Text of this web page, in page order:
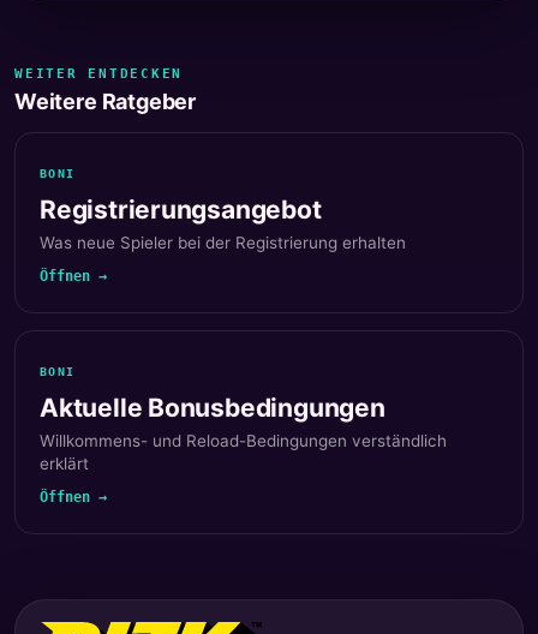
WEITER ENTDECKEN
Weitere Ratgeber
BONI
Registrierungsangebot
Was neue Spieler bei der Registrierung erhalten
Öffnen →
BONI
Aktuelle Bonusbedingungen
Willkommens- und Reload-Bedingungen verständlich
erklärt
Öffnen →